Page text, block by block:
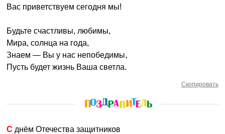
Вас приветствуем сегодня мы!
Будьте счастливы, любимы,
Мира, солнца на года,
Знаем — Вы у нас непобедимы,
Пусть будет жизнь Ваша светла.
Скопировать
С днём Отечества защитников